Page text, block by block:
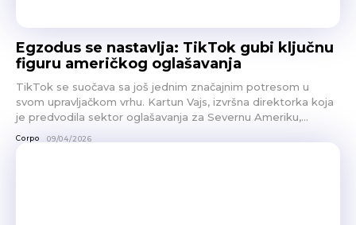
Egzodus se nastavlja: TikTok gubi ključnu
figuru američkog oglašavanja
TikTok se suočava sa još jednim značajnim potresom u
svom upravljačkom vrhu. Kartun Vajs, izvršna direktorka koja
je predvodila sektor oglašavanja za Severnu Ameriku,...
Corpo 09/04/2026